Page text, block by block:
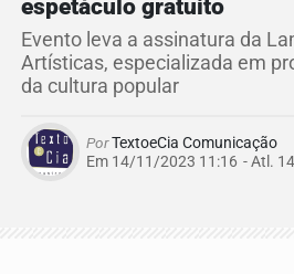
espetáculo gratuito
Evento leva a assinatura da
Artísticas, especializada em
da cultura popular
PorTextoeCia Comunicação
Em 14/11/2023 11:16 - Atl.